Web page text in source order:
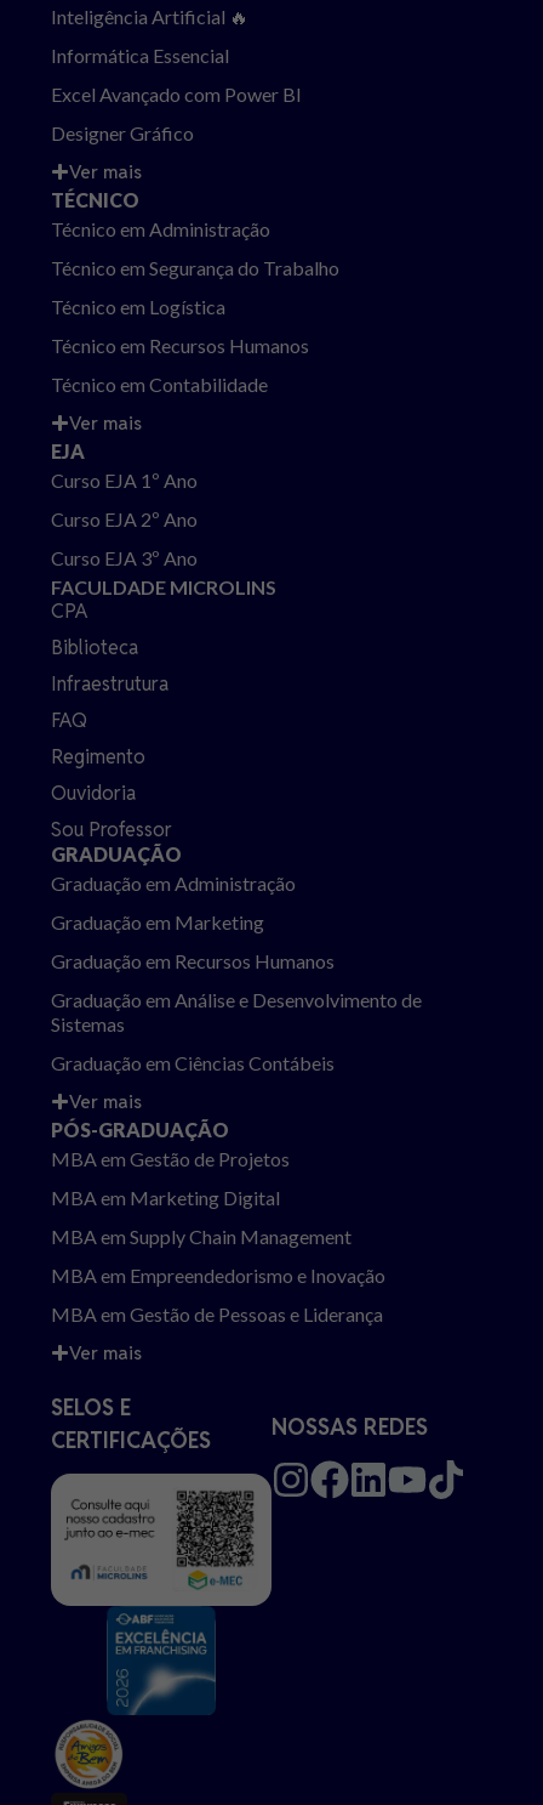
Inteligência Artificial 🔥
Informática Essencial
Excel Avançado com Power BI
Designer Gráfico
Ver mais
TÉCNICO
Técnico em Administração
Técnico em Segurança do Trabalho
Técnico em Logística
Técnico em Recursos Humanos
Técnico em Contabilidade
Ver mais
EJA
Curso EJA 1º Ano
Curso EJA 2º Ano
Curso EJA 3º Ano
FACULDADE MICROLINS
CPA
Biblioteca
Infraestrutura
FAQ
Regimento
Ouvidoria
Sou Professor
GRADUAÇÃO
Graduação em Administração
Graduação em Marketing
Graduação em Recursos Humanos
Graduação em Análise e Desenvolvimento de
Sistemas
Graduação em Ciências Contábeis
Ver mais
PÓS-GRADUAÇÃO
MBA em Gestão de Projetos
MBA em Marketing Digital
MBA em Supply Chain Management
MBA em Empreendedorismo e Inovação
MBA em Gestão de Pessoas e Liderança
Ver mais
SELOS E
CERTIFICAÇÕES
NOSSAS REDES